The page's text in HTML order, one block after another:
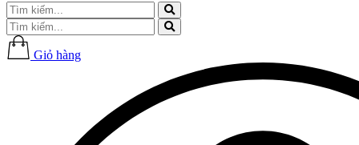
Giỏ hàng